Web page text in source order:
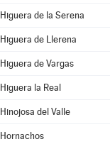
Higuera de la Serena
Higuera de Llerena
Higuera de Vargas
Higuera la Real
Hinojosa del Valle
Hornachos